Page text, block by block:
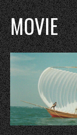
MOVIE